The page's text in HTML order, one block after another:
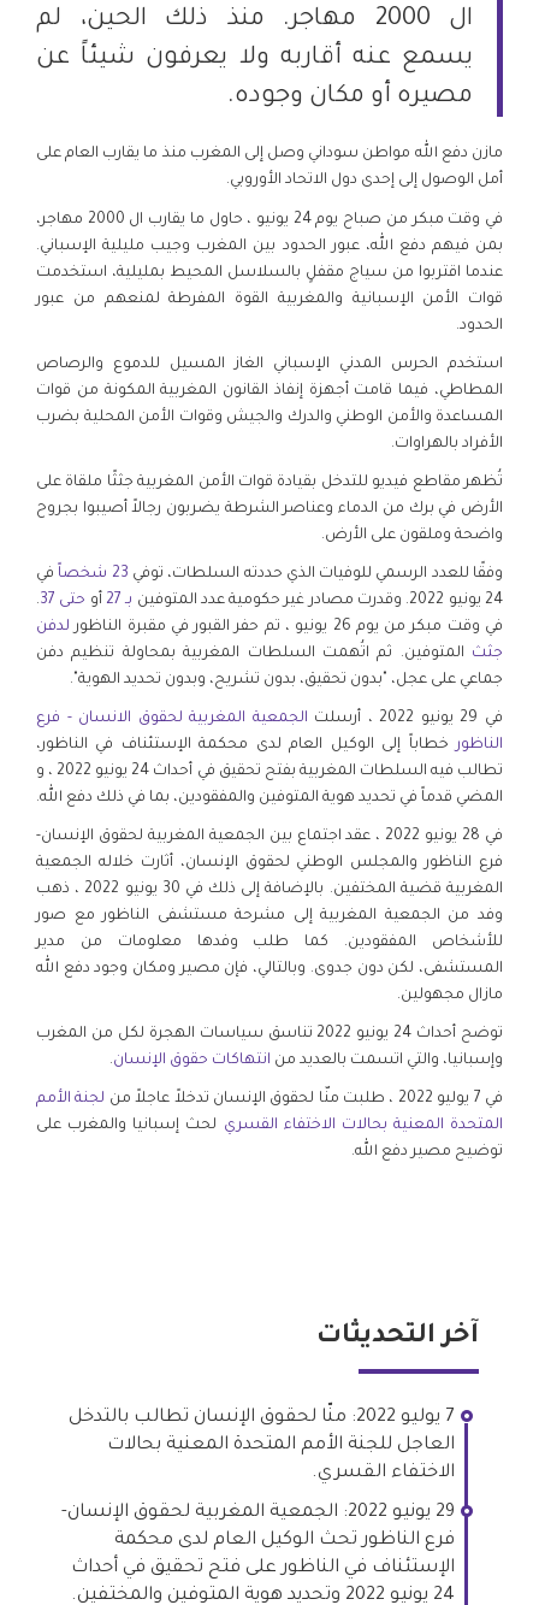
ال 2000 مهاجر. منذ ذلك الحين، لم
يسمع عنه أقاربه ولا يعرفون شيئاً عن
مصيره أو مكان وجوده.
مازن دفع الله مواطن سوداني وصل إلى المغرب منذ ما يقارب العام على
أمل الوصول إلى إحدى دول الاتحاد الأوروبي.
في وقت مبكر من صباح يوم 24 يونيو ، حاول ما يقارب ال 2000 مهاجر،
بمن فيهم دفع الله، عبور الحدود بين المغرب وجيب مليلية الإسباني.
عندما اقتربوا من سياج مقفلٍ بالسلاسل المحيط بمليلية، استخدمت
قوات الأمن الإسبانية والمغربية القوة المفرطة لمنعهم من عبور
الحدود.
استخدم الحرس المدني الإسباني الغاز المسيل للدموع والرصاص
المطاطي، فيما قامت أجهزة إنفاذ القانون المغربية المكونة من قوات
المساعدة والأمن الوطني والدرك والجيش وقوات الأمن المحلية بضرب
الأفراد بالهراوات.
تُظهر مقاطع فيديو للتدخل بقيادة قوات الأمن المغربية جثثًا ملقاة على
الأرض في برك من الدماء وعناصر الشرطة يضربون رجالاً أصيبوا بجروح
واضحة وملقون على الأرض.
وفقًا للعدد الرسمي للوفيات الذي حددته السلطات، توفي 23 شخصاً
في
24 يونيو 2022. وقدرت مصادر غير حكومية عدد المتوفين
بـ 27 أو حتى 37
.
في وقت مبكر من يوم 26 يونيو ، تم حفر القبور في مقبرة الناظور
لدفن
جثث المتوفين. ثم اتُهمت السلطات المغربية بمحاولة تنظيم دفن
جماعي على عجل، "بدون تحقيق، بدون تشريح، وبدون تحديد الهوية".
في 29 يونيو 2022 ، أرسلت
الجمعية المغربية لحقوق الانسان - فرع
الناظور خطاباً إلى الوكيل العام لدى محكمة الإستئناف في الناظور،
تطالب فيه السلطات المغربية بفتح تحقيق في أحداث 24 يونيو 2022 ، و
المضي قدماً في تحديد هوية المتوفين والمفقودين، بما في ذلك دفع الله.
في 28 يونيو 2022 ، عقد اجتماع بين الجمعية المغربية لحقوق الإنسان-
فرع الناظور والمجلس الوطني لحقوق الإنسان، أثارت خلاله الجمعية
المغربية قضية المختفين. بالإضافة إلى ذلك في 30 يونيو 2022 ، ذهب
وفد من الجمعية المغربية إلى مشرحة مستشفى الناظور مع صور
للأشخاص المفقودين. كما طلب وفدها معلومات من مدير
المستشفى، لكن دون جدوى. وبالتالي، فإن مصير ومكان وجود دفع الله
مازال مجهولين.
توضح أحداث 24 يونيو 2022 تناسق سياسات الهجرة لكل من المغرب
وإسبانيا، والتي اتسمت بالعديد من انتهاكات حقوق الإنسان.
في 7 يوليو 2022 ، طلبت منّا لحقوق الإنسان تدخلاً عاجلاً من
لجنة الأمم
المتحدة المعنية بحالات الاختفاء القسري لحث إسبانيا والمغرب على
توضيح مصير دفع الله.
آخر التحديثات
7 يوليو 2022: منّا لحقوق الإنسان تطالب بالتدخل
العاجل للجنة الأمم المتحدة المعنية بحالات
الاختفاء القسري.
29 يونيو 2022: الجمعية المغربية لحقوق الإنسان-
فرع الناظور تحث الوكيل العام لدى محكمة
الإستئناف في الناظور على فتح تحقيق في أحداث
24 يونيو 2022 وتحديد هوية المتوفين والمختفين.